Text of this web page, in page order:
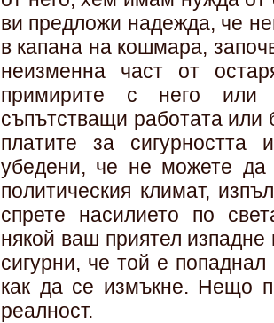
ви предложи надежда, че
в капана на кошмара,
неизменна част от
примирите с него или
съпътстващи работата или
платите за
убедени, че не можете
политическия климат,
спрете насилието по
някой ваш приятел
сигурни, че той е
как да се измъкне. Нещо
реалност.